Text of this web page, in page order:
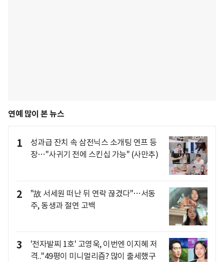
연예 많이 본 뉴스
1
성과급 잔치 속 삼전닉스 소개팅 연프 등
장…"사귀기 전에 스킨십 가능" (사만추)
2
"故 서세원 떠난 뒤 연락 끊겼다"…서동
주, 동생과 절연 고백
3
'전자발찌 1호' 고영욱, 이번엔 이지혜 저
격.."49평이 미니멀리즘? 많이 출세했구